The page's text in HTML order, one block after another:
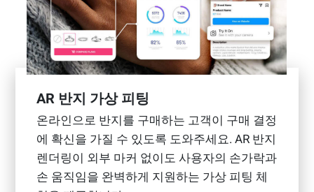
AR 반지 가상 피팅
온라인으로 반지를 구매하는 고객이 구매 결정
에 확신을 가질 수 있도록 도와주세요. AR 반지
렌더링이 외부 마커 없이도 사용자의 손가락과
손 움직임을 완벽하게 지원하는 가상 피팅 체